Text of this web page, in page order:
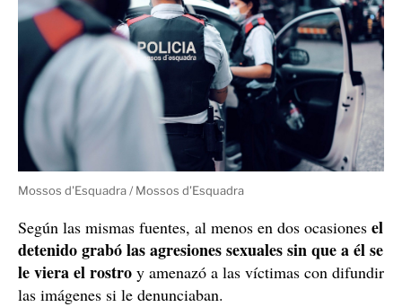
Mossos d'Esquadra / Mossos d'Esquadra
Según las mismas fuentes, al menos en dos ocasiones el
detenido grabó las agresiones sexuales sin que a él se
le viera el rostro y amenazó a las víctimas con difundir
las imágenes si le denunciaban.